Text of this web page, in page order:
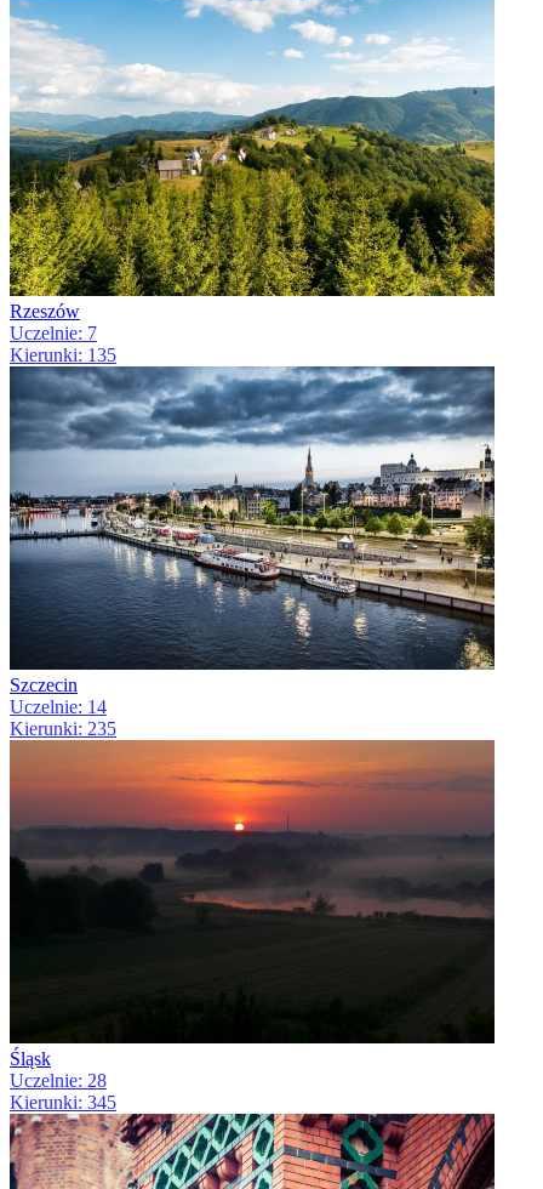
Rzeszów
Uczelnie: 7
Kierunki: 135
Szczecin
Uczelnie: 14
Kierunki: 235
Śląsk
Uczelnie: 28
Kierunki: 345